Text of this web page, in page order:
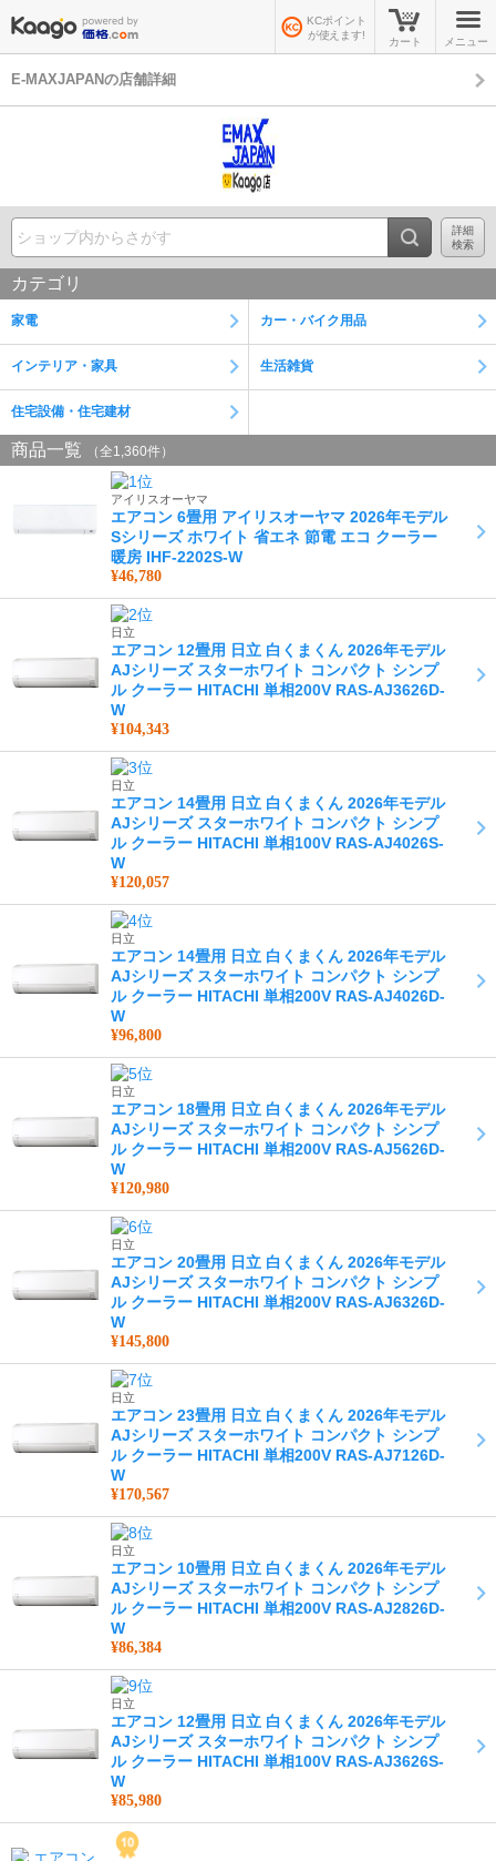
KCポイント
が使えます!
カート メニュー
E-MAXJAPANの店舗詳細
詳細
検索
カテゴリ
家電 カー・バイク用品
インテリア・家具 生活雑貨
住宅設備・住宅建材
商品一覧 （全1,360件）
アイリスオーヤマ
エアコン 6畳用 アイリスオーヤマ 2026年モデル
Sシリーズ ホワイト 省エネ 節電 エコ クーラー
暖房 IHF-2202S-W
¥46,780
日立
エアコン 12畳用 日立 白くまくん 2026年モデル
AJシリーズ スターホワイト コンパクト シンプ
ル クーラー HITACHI 単相200V RAS-AJ3626D-
W
¥104,343
日立
エアコン 14畳用 日立 白くまくん 2026年モデル
AJシリーズ スターホワイト コンパクト シンプ
ル クーラー HITACHI 単相100V RAS-AJ4026S-
W
¥120,057
日立
エアコン 14畳用 日立 白くまくん 2026年モデル
AJシリーズ スターホワイト コンパクト シンプ
ル クーラー HITACHI 単相200V RAS-AJ4026D-
W
¥96,800
日立
エアコン 18畳用 日立 白くまくん 2026年モデル
AJシリーズ スターホワイト コンパクト シンプ
ル クーラー HITACHI 単相200V RAS-AJ5626D-
W
¥120,980
日立
エアコン 20畳用 日立 白くまくん 2026年モデル
AJシリーズ スターホワイト コンパクト シンプ
ル クーラー HITACHI 単相200V RAS-AJ6326D-
W
¥145,800
日立
エアコン 23畳用 日立 白くまくん 2026年モデル
AJシリーズ スターホワイト コンパクト シンプ
ル クーラー HITACHI 単相200V RAS-AJ7126D-
W
¥170,567
日立
エアコン 10畳用 日立 白くまくん 2026年モデル
AJシリーズ スターホワイト コンパクト シンプ
ル クーラー HITACHI 単相200V RAS-AJ2826D-
W
¥86,384
日立
エアコン 12畳用 日立 白くまくん 2026年モデル
AJシリーズ スターホワイト コンパクト シンプ
ル クーラー HITACHI 単相100V RAS-AJ3626S-
W
¥85,980